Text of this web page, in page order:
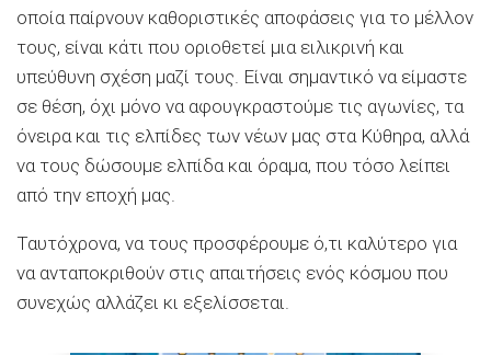
οποία παίρνουν καθοριστικές αποφάσεις για το μέλλον
τους, είναι κάτι που οριοθετεί µια ειλικρινή και
υπεύθυνη σχέση µαζί τους. Είναι σημαντικό να είμαστε
σε θέση, όχι µόνο να αφουγκραστούμε τις αγωνίες, τα
όνειρα και τις ελπίδες των νέων µας στα Κύθηρα, αλλά
να τους δώσουμε ελπίδα και όραμα, που τόσο λείπει
από την εποχή µας.
Ταυτόχρονα, να τους προσφέρουμε ό,τι καλύτερο για
να ανταποκριθούν στις απαιτήσεις ενός κόσμου που
συνεχώς αλλάζει κι εξελίσσεται.